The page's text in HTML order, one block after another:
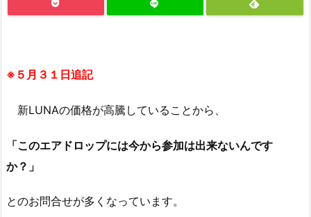
※５月３１日追記
新LUNAの価格が高騰していることから、
「このエアドロップには今から参加は出来ないんです
か？」
とのお問合せが多くなっています。